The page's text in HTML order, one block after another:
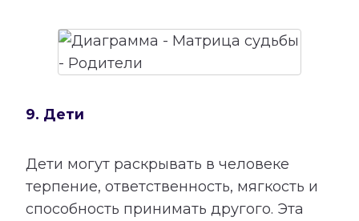
9. Дети
Дети могут раскрывать в человеке
терпение, ответственность, мягкость и
способность принимать другого. Эта